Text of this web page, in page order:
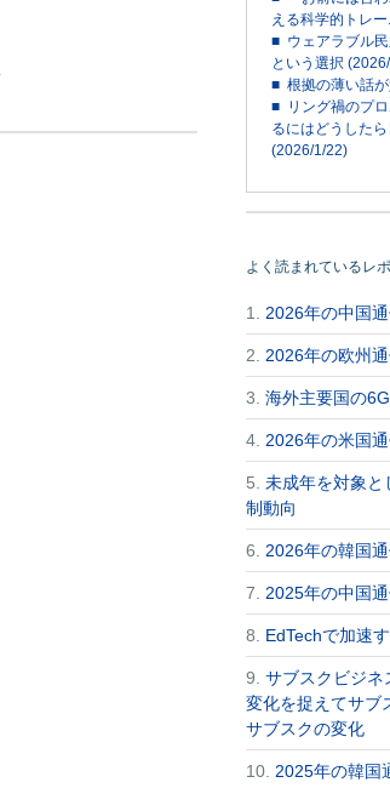
える科学的トレ
■ ウェアラブル民
という選択
■ 根拠の薄い話
■ リング禍のプロ
るにはどうしたら
(2026/1/22)
よく読まれているレ
1. 2026年の中国
2. 2026年の欧州
3. 海外主要国の
4. 2026年の米国
5. 未成年を対象と
制動向
6. 2026年の韓国
7. 2025年の中国
8. EdTechで加速
9. サブスクビジネ
変化を捉えてサ
サブスクの変化
10. 2025年の韓国